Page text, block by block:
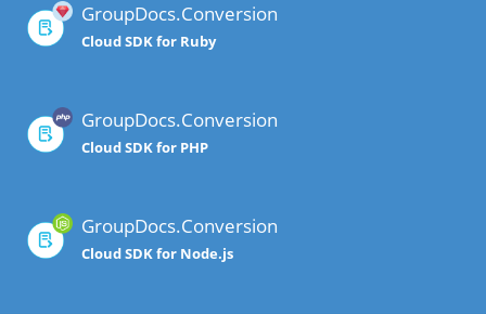
GroupDocs.Conversion
Cloud SDK for Ruby
GroupDocs.Conversion
Cloud SDK for PHP
GroupDocs.Conversion
Cloud SDK for Node.js